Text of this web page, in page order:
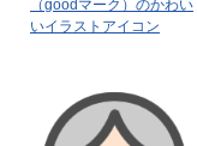
（goodマーク）のかわい
いイラストアイコン